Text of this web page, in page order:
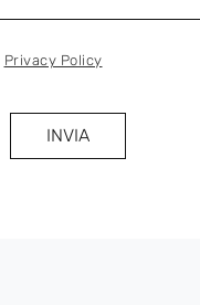
Privacy Policy
INVIA